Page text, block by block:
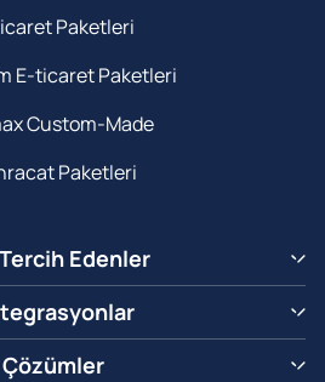
Paketleri
E-ticaret Paketleri
Custom-Made
Paketleri
Edenler
Çözümler